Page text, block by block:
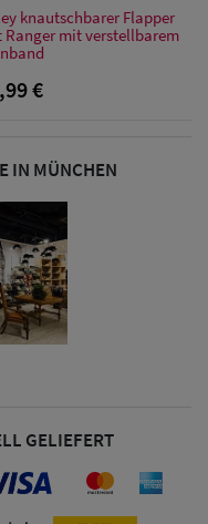
knautschbarer Flapper
Ranger mit verstellbarem
€
IN MÜNCHEN
GELIEFERT